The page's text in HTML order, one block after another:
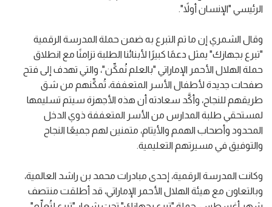
الرئيسي "الإنسان أولاً".
وقال الشمري إن ما تم التبرع به ضمن حملة المدرسة الرقمية
"تبرع بجهازك" يمثل دعمًا كبيرًا لأبنائنا الطلبة تزامنًا مع انطلاق
حملة الهلال الأحمر الإماراتي "بالعلم نُمكِّن"، والتي تهدف إلى فتح
صفحات جديدة لأطفال الأسر المتعففة، تُمكِّنهم من شق
طريقهم للنجاح، وأكَّد سعادته أن هذه الأجهزة سيتم تسليمها
لمستحقي طلبة المدارس من الأسر المتعففة ذوي الدخل
المحدود وأصحاب الهمم والأيتام، متمنين لهم جميعًا النجاح
والتوفيق في مسيرتهم التعليمية.
وكانت المدرسة الرقمية، إحدى مبادرات محمد بن راشد العالمية،
وبالتعاون مع هيئة الهلال الأحمر الإماراتي، قد أطلقت منتصف